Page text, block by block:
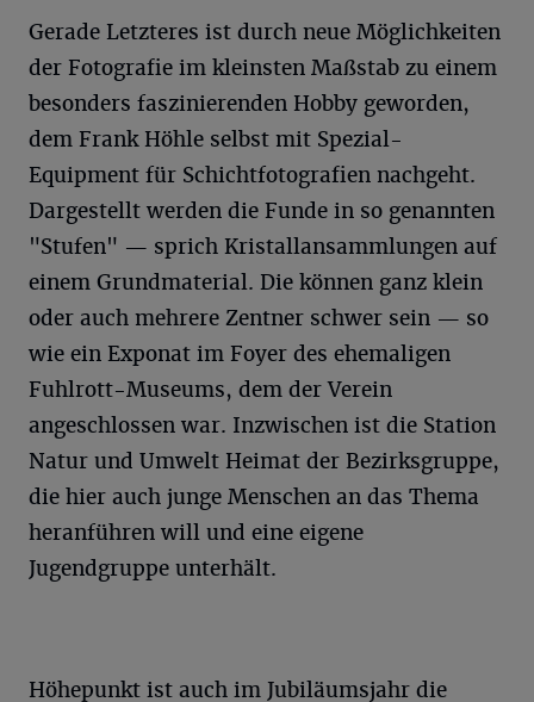
Gerade Letzteres ist durch neue Möglichkeiten
der Fotografie im kleinsten Maßstab zu einem
besonders faszinierenden Hobby geworden,
dem Frank Höhle selbst mit Spezial-
Equipment für Schichtfotografien nachgeht.
Dargestellt werden die Funde in so genannten
"Stufen" — sprich Kristallansammlungen auf
einem Grundmaterial. Die können ganz klein
oder auch mehrere Zentner schwer sein — so
wie ein Exponat im Foyer des ehemaligen
Fuhlrott-Museums, dem der Verein
angeschlossen war. Inzwischen ist die Station
Natur und Umwelt Heimat der Bezirksgruppe,
die hier auch junge Menschen an das Thema
heranführen will und eine eigene
Jugendgruppe unterhält.
Höhepunkt ist auch im Jubiläumsjahr die